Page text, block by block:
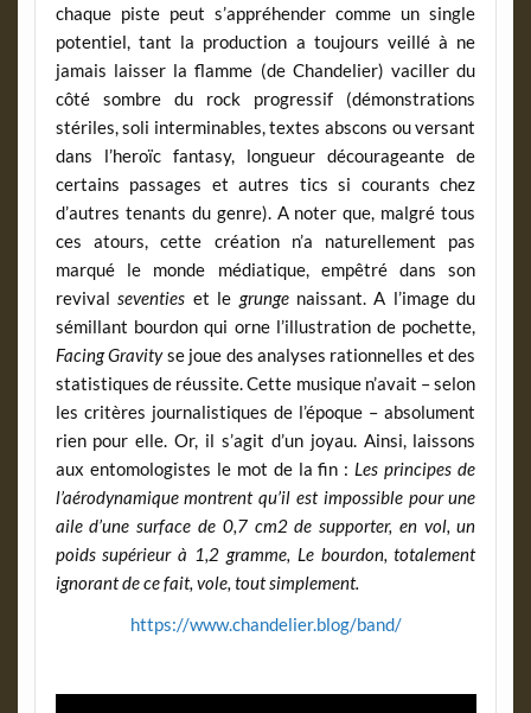
chaque piste peut s’appréhender comme un single
potentiel, tant la production a toujours veillé à ne
jamais laisser la flamme (de Chandelier) vaciller du
côté sombre du rock progressif (démonstrations
stériles, soli interminables, textes abscons ou versant
dans l’heroïc fantasy, longueur décourageante de
certains passages et autres tics si courants chez
d’autres tenants du genre). A noter que, malgré tous
ces atours, cette création n’a naturellement pas
marqué le monde médiatique, empêtré dans son
revivalseventies et le grungenaissant. A l’image du
sémillant bourdon qui orne l’illustration de pochette,
Facing Gravityse joue des analyses rationnelles et des
statistiques de réussite. Cette musique n’avait – selon
les critères journalistiques de l’époque – absolument
rien pour elle. Or, il s’agit d’un joyau. Ainsi, laissons
aux entomologistes le mot de la fin : Les principes de
l’aérodynamique montrent qu’il est impossible pour une
aile d’une surface de 0,7 cm2 de supporter, en vol, un
poids supérieur à 1,2 gramme, Le bourdon, totalement
ignorant de ce fait, vole, tout simplement.
https://www.chandelier.blog/band/